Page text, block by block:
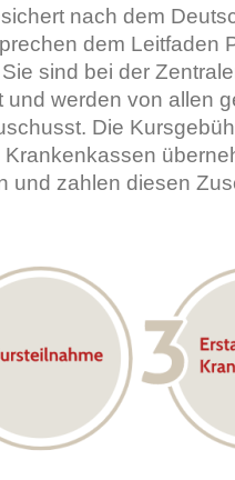
nach dem
dem Leitfaden
sind bei der
und werden von allen
Die
und zahlen diesen